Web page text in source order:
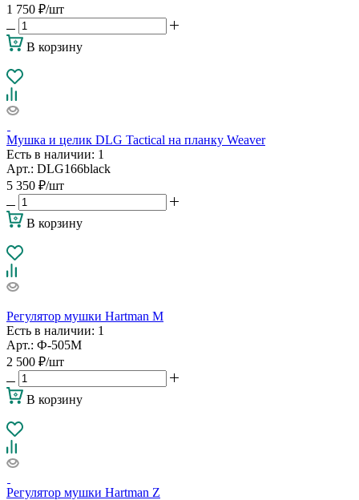
1 750 ₽/шт
В корзину
Мушка и целик DLG Tactical на планку Weaver
Есть в наличии: 1
Арт.: DLG166black
5 350 ₽/шт
В корзину
Регулятор мушки Hartman M
Есть в наличии: 1
Арт.: Ф-505M
2 500 ₽/шт
В корзину
Регулятор мушки Hartman Z